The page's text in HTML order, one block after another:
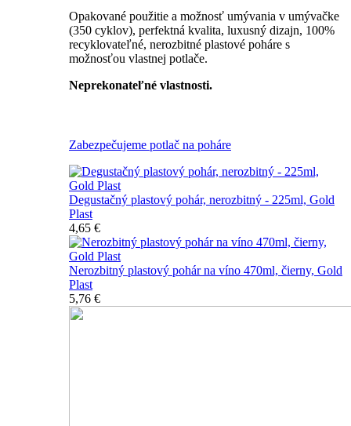
Opakované použitie a možnosť umývania v umývačke
(350 cyklov), perfektná kvalita, luxusný dizajn, 100%
recyklovateľné, nerozbitné plastové poháre s
možnosťou vlastnej potlače.
Neprekonateľné vlastnosti.
Zabezpečujeme potlač na poháre
Degustačný plastový pohár, nerozbitný - 225ml, Gold
Plast
4,65 €
Nerozbitný plastový pohár na víno 470ml, čierny, Gold
Plast
5,76 €